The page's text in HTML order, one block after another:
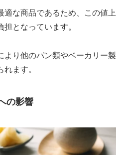
適な商品であるため、この値上
となっています。
より他のパン類やベーカリー製
ます。
の影響